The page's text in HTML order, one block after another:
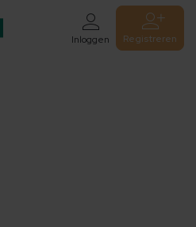
Inloggen Registreren